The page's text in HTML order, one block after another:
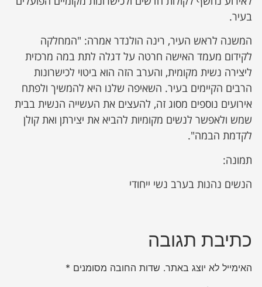
בעיר.
המשנה לראש העיר, רינה הולנדר אמרה: "המחלקה
לקידום מעמד האישה חרטה על דגלה לתת במה מרכזית
ליצירה נשית מקומית, והערב הזה הוא ביטוי לכישרונות
הרבים הקיימים בעיר. השאיפה שלנו היא להמשיך ולפתח
אירועים נוספים מסוג זה, להעצים את העשייה הנשית בבית
שמש ולאפשר לנשים מקומיות להביא את יצירתן ואת קולן
לקדמת הבמה".
תמונה:
הנשים נהנות בערב נשי ייחודי
כתיבת תגובה
האימייל לא יוצג באתר. שדות החובה מסומנים *